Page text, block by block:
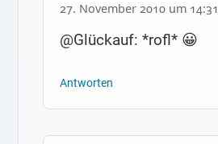
27. November 2010 um 14:31
@Glückauf: *rofl* 😀
Antworten